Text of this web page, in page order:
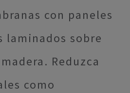
con paneles
sobre
Reduzca
como